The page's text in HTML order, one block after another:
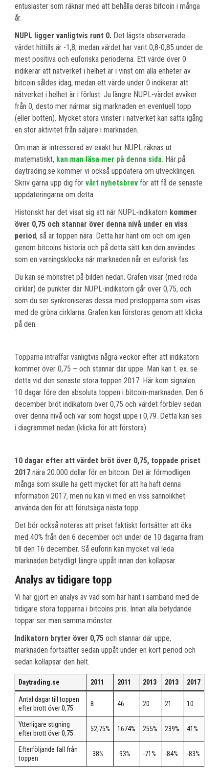
entusiaster som räknar med att behålla deras bitcoin i många
år.
NUPL ligger vanligtvis runt 0. Det lägsta observerade
värdet hittills är -1,8, medan värdet har varit 0,8-0,85 under de
mest positiva och euforiska perioderna. Ett värde över 0
indikerar att nätverket i helhet är i vinst om alla enheter av
bitcoin såldes idag, medan ett värde under 0 indikerar att
nätverket i helhet är i förlust. Ju längre NUPL-värdet avviker
från 0, desto mer närmar sig marknaden en eventuell topp
(eller botten). Mycket stora vinster i nätverket kan sätta igång
en stor aktivitet från säljare i marknaden.
Om man är intresserad av exakt hur NUPL räknas ut
matematiskt, kan man läsa mer på denna sida. Här på
daytrading.se kommer vi också uppdatera om utvecklingen.
Skriv gärna upp dig för vårt nyhetsbrev för att få de senaste
uppdateringarna om detta.
Historiskt har det visat sig att när NUPL-indikatorn kommer
över 0,75 och stannar över denna nivå under en viss
period, så är toppen nära. Detta har hänt om och om igen
genom bitcoins historia och på detta sätt kan den användas
som en varningsklocka när marknaden når en euforisk fas.
Du kan se mönstret på bilden nedan. Grafen visar (med röda
cirklar) de punkter där NUPL-indikatorn går över 0,75, och
som du ser synkroniseras dessa med pristopparna som visas
med de gröna cirklarna. Grafen kan förstoras genom att klicka
på den.
Topparna inträffar vanligtvis några veckor efter att indikatorn
kommer över 0,75 – och stannar där uppe. Man kan t. ex. se
detta vid den senaste stora toppen 2017. Här kom signalen
10 dagar före den absoluta toppen i bitcoin-marknaden. Den 6
december bröt indikatorn över 0,75 och värdet förblev sedan
över denna nivå och var som högst uppe i 0,79. Detta kan ses
i diagrammet nedan (klicka för att förstora).
10 dagar efter att värdet bröt över 0,75, toppade priset
2017 nära 20.000 dollar för en bitcoin. Det är förmodligen
många som skulle ha gett mycket för att ha haft denna
information 2017, men nu kan vi med en viss sannolikhet
använda den för att förutsäga nästa topp.
Det bör också noteras att priset faktiskt fortsätter att öka
med 40% från den 6 december och under de 10 dagarna fram
till den 16 december. Så euforin kan mycket väl leda
marknaden betydligt längre uppåt innan den kollapsar.
Analys av tidigare topp
Vi har gjort en analys av vad som har hänt i samband med de
tidigare stora topparna i bitcoins pris. Innan alla betydande
toppar ser man samma mönster.
Indikatorn bryter över 0,75 och stannar där uppe,
marknaden fortsätter sedan uppåt under en kort period och
sedan kollapsar den helt.
Daytrading.se 2011 2011 2013 2013 2017
Antal dagar till toppen
efter brott över 0,75
8 46 20 21 10
Ytterligare stigning
efter brott över 0,75
52,75% 1674% 255% 239% 41%
Efterföljande fall från
toppen
-38% -93% -71% -84% -83%